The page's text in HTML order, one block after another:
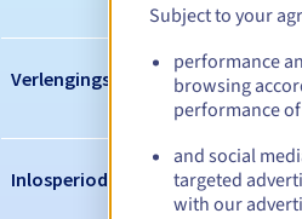
Verlengingsperiode
Inlosperiode
Subject to your
performance
browsing
performance
and social
targeted
with our